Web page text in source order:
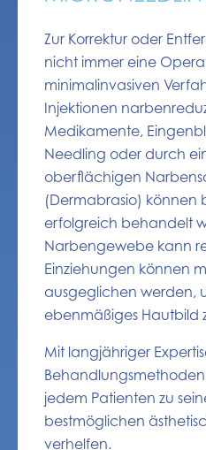
Zur Korrektur oder
nicht immer eine
minimalinvasiven
Injektionen
Medikamente,
Needling oder durch
oberflächigen
(Dermabrasio) können
erfolgreich behandelt
Narbengewebe kann
Einziehungen können
ausgeglichen werden,
ebenmäßiges Hautbild
Mit langjähriger
jedem Patienten zu
bestmöglichen
verhelfen.